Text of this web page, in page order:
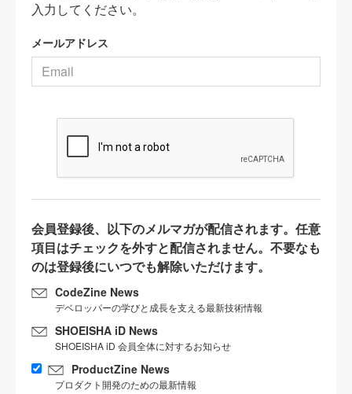
入力してください。
メールアドレス
会員登録後、以下のメルマガが配信されます。任意
項目はチェックを外すと配信されません。不要なも
のは登録後にいつでも解除いただけます。
CodeZine News
デベロッパーの学びと成長を支える最新技術情報
SHOEISHA iD News
SHOEISHA iD 会員全体に対するお知らせ
ProductZine News
プロダクト開発のための最新情報